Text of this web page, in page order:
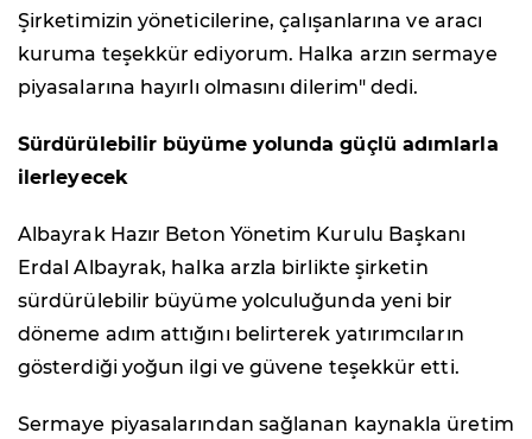
Şirketimizin yöneticilerine, çalışanlarına ve aracı
kuruma teşekkür ediyorum. Halka arzın sermaye
piyasalarına hayırlı olmasını dilerim" dedi.
Sürdürülebilir büyüme yolunda güçlü adımlarla
ilerleyecek
Albayrak Hazır Beton Yönetim Kurulu Başkanı
Erdal Albayrak, halka arzla birlikte şirketin
sürdürülebilir büyüme yolculuğunda yeni bir
döneme adım attığını belirterek yatırımcıların
gösterdiği yoğun ilgi ve güvene teşekkür etti.
Sermaye piyasalarından sağlanan kaynakla üretim